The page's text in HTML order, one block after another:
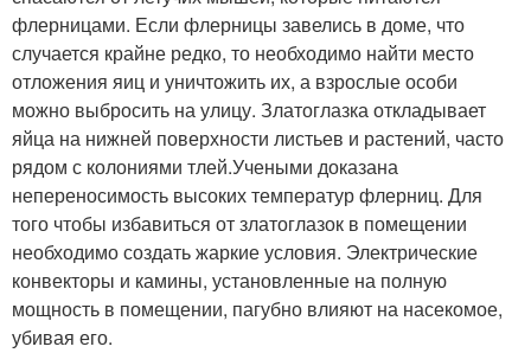
флерницами. Если флерницы завелись в доме, что
случается крайне редко, то необходимо найти место
отложения яиц и уничтожить их, а взрослые особи
можно выбросить на улицу. Златоглазка откладывает
яйца на нижней поверхности листьев и растений, часто
рядом с колониями тлей.Учеными доказана
непереносимость высоких температур флерниц. Для
того чтобы избавиться от златоглазок в помещении
необходимо создать жаркие условия. Электрические
конвекторы и камины, установленные на полную
мощность в помещении, пагубно влияют на насекомое,
убивая его.